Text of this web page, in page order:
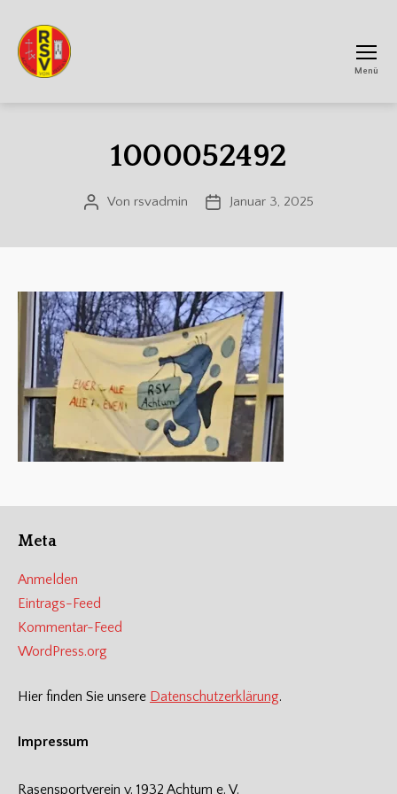
Menü
1000052492
Beitragsautor
Von rsvadmin Veröffentlichungsdatum
Januar 3, 2025
Meta
Anmelden
Eintrags-Feed
Kommentar-Feed
WordPress.org
Hier finden Sie unsere Datenschutzerklärung.
Impressum
Rasensportverein v. 1932 Achtum e. V.